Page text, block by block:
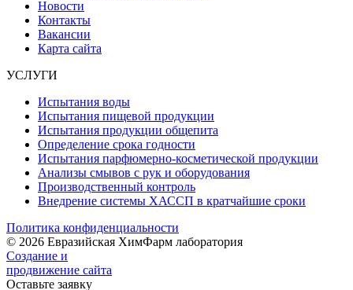
Новости
Контакты
Вакансии
Карта сайта
УСЛУГИ
Испытания воды
Испытания пищевой продукции
Испытания продукции общепита
Определение срока годности
Испытания парфюмерно-косметической продукции
Анализы смывов с рук и оборудования
Производственный контроль
Внедрение системы ХАССП в кратчайшие сроки
Политика конфиденциальности
© 2026 Евразийская ХимФарм лаборатория
Создание и
продвижение сайта
Оставьте заявку